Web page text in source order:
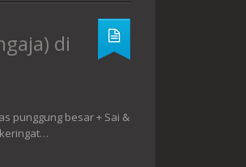
di
punggung besar + Sai &
keringat…